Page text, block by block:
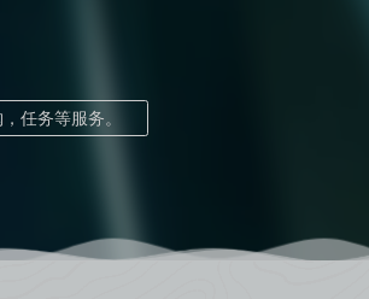
任务等服务。